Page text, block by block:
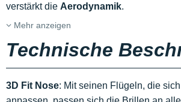
verstärkt die Aerodynamik.
Mehr anzeigen
Technische
3D Fit Nose: Mit seinen Flügeln, die